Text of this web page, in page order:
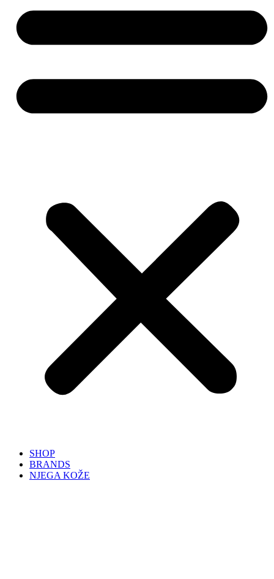
SHOP
BRANDS
NJEGA KOŽE